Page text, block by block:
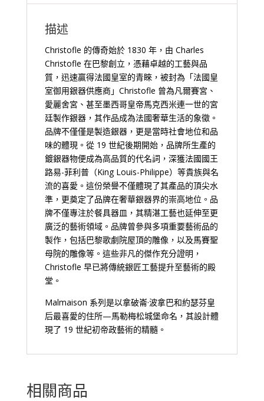
描述
Christofle 的傳奇始於 1830 年，由 Charles
Christofle 在巴黎創立，憑藉卓越的工藝與品
質，迅速贏得法國皇室的青睞，被封為「法國皇
室御用銀器供應商」Christofle 曾為凡爾賽宮、
愛麗舍宮、甚至墨西哥皇帝馬克西米連一世的宮
廷製作銀器，其作品成為法國奢華生活的象徵。
品牌不僅僅是製造銀器，更是當時社會地位和品
味的體現。從 19 世紀後期開始，品牌所生產的
鍍銀器物便成為高品質的代名詞，深獲法國國王
路易-菲利普（King Louis-Philippe）等貴族與名
流的喜愛。這份榮譽不僅體現了其產品的頂尖水
準，更奠定了品牌在奢華銀器界的崇高地位。品
牌不僅專注於餐具器皿，其精湛工藝也延伸至更
廣泛的藝術領域。品牌曾參與多項重要藝術品的
製作，包括巴黎歌劇院屋頂的雕像，以及馬賽聖
母院的雕像等。這些非凡的傑作充分證明，
Christofle 早已將傳統銀匠工藝提升至藝術的殿
堂。
Malmaison 系列是以拿破崙·波拿巴和約瑟芬皇
后最喜愛的住所—馬勒梅松城堡命名，其設計體
現了 19 世紀初帝政藝術的精髓。
相關商品